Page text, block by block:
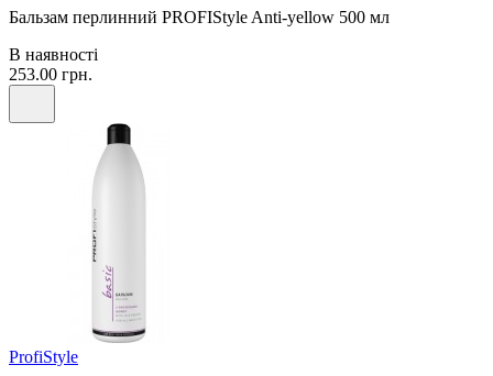
Бальзам перлинний PROFIStyle Anti-yellow 500 мл
В наявності
253.00 грн.
ProfiStyle